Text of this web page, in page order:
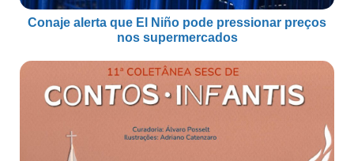
Conaje alerta que El Niño pode pressionar preços
nos supermercados